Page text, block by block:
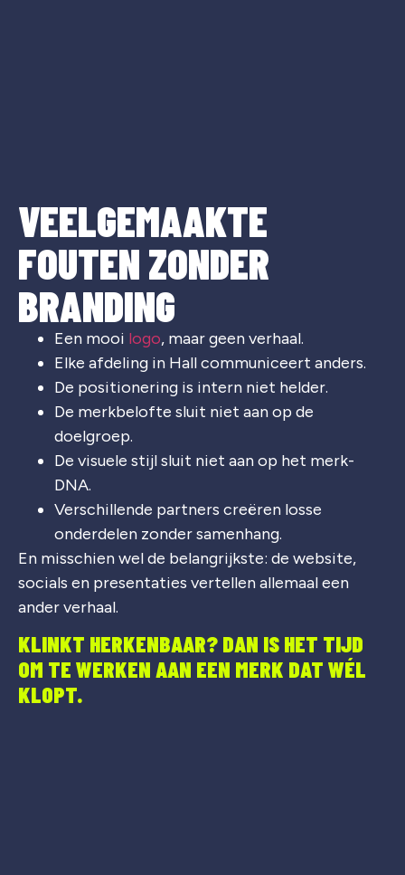
VEELGEMAAKTE
FOUTEN ZONDER
BRANDING
Een mooi logo, maar geen verhaal.
Elke afdeling in Hall communiceert anders.
De positionering is intern niet helder.
De merkbelofte sluit niet aan op de
doelgroep.
De visuele stijl sluit niet aan op het merk-
DNA.
Verschillende partners creëren losse
onderdelen zonder samenhang.
En misschien wel de belangrijkste: de website,
socials en presentaties vertellen allemaal een
ander verhaal.
KLINKT HERKENBAAR? DAN IS HET TIJD
OM TE WERKEN AAN EEN MERK DAT WÉL
KLOPT.